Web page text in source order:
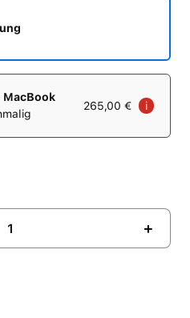
MacBook
265,00 € i
+